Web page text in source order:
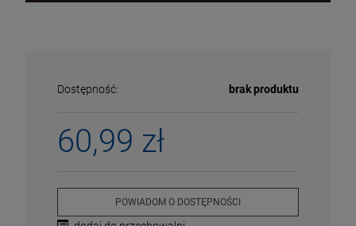
Dostępność: brak produktu
60,99 zł
POWIADOM O DOSTĘPNOŚCI